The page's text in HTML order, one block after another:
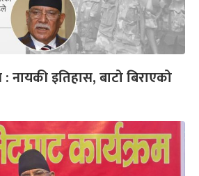
इतिहास, बाटो बिराएको